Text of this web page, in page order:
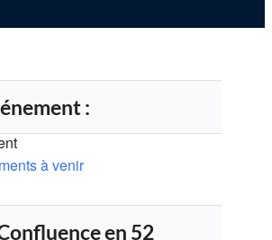
:
à venir
en 52